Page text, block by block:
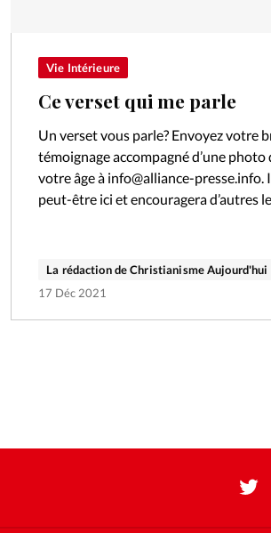
Vie Intérieure
Ce verset qui me parle
Un verset vous parle? Envoyez votre
témoignage accompagné d’une photo
votre âge à info@alliance-presse.info.
peut-être ici et encouragera d’autres
La rédaction de Christianisme Aujourd'hui
17 Déc 2021